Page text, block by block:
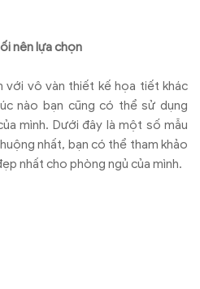
nên lựa chọn
với vô vàn thiết kế họa tiết khác
nào bạn cũng có thể sử dụng
mình. Dưới đây là một số mẫu
nhất, bạn có thể tham khảo
nhất cho phòng ngủ của mình.